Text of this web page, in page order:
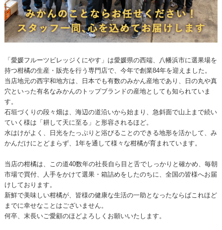
「愛媛フルーツビレッジくにやす」は愛媛県の西端、八幡浜市に選果場を
持つ柑橘の生産・販売を行う専門店で、今年で創業84年を迎えました。
当店地元の西宇和地方は、日本でも有数のみかん産地であり、日の丸や真
穴といった有名なみかんのトップブランドの産地としても知られていま
す。
石垣づくりの段々畑は、海辺の道沿いから始まり、急斜面で山上まで続い
ていく様は「耕して天に至る」と形容されるほど。
水はけがよく、日光をたっぷりと浴びることのできる地形を活かして、み
かんだけにとどまらず、1年を通して様々な柑橘が育まれています。
当店の柑橘は、この道40数年の社長自ら目と舌でしっかりと確かめ、毎朝
市場で買付、人手をかけて選果・箱詰めをしたのちに、全国の皆様へお届
けしております。
新鮮で美味しい柑橘が、皆様の健康な生活の一助となったならばこれほど
までに幸せなことはございません。
何卒、末長いご愛顧のほどよろしくお願いいたします。